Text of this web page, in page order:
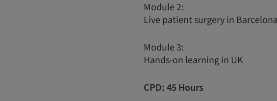
Module 2:
Live patient surgery in
Module 3:
Hands-on learning in UK
CPD: 45 Hours